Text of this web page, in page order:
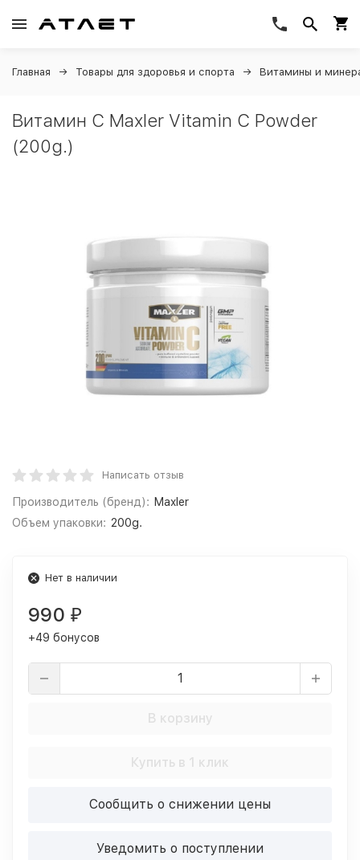
Главная Товары для здоровья и спорта Витамины и
Витамин C Maxler Vitamin C Powder
(200g.)
Написать отзыв
Производитель (бренд): Maxler
Объем упаковки: 200g.
Нет в наличии
990 ₽
+49 бонусов
В корзину
Купить в 1 клик
Сообщить о снижении цены
Уведомить о поступлении